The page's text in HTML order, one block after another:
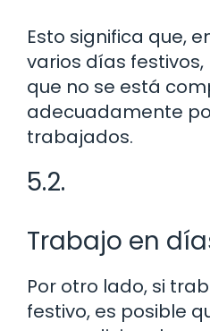
Esto significa que,
varios días
que no se está
adecuadamente
trabajados.
5.2.
Trabajo en
Por otro lado, si
festivo, es posible